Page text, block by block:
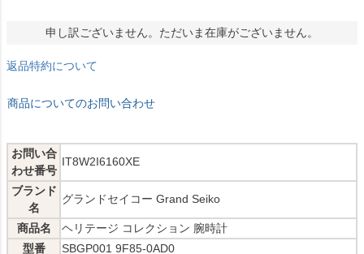
申し訳ございません。ただいま在庫がございません。
返品特約について
商品についてのお問い合わせ
お問い合
わせ番号
IT8W2I6160XE
ブランド
名
グランドセイコー Grand Seiko
商品名
ヘリテージ コレクション 腕時計
型番
SBGP001 9F85-0AD0